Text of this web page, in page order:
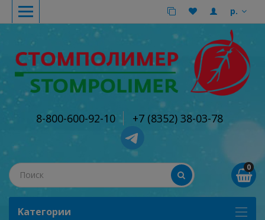
р.
8-800-600-92-10 +7 (8352) 38-03-78
0
Kатегории